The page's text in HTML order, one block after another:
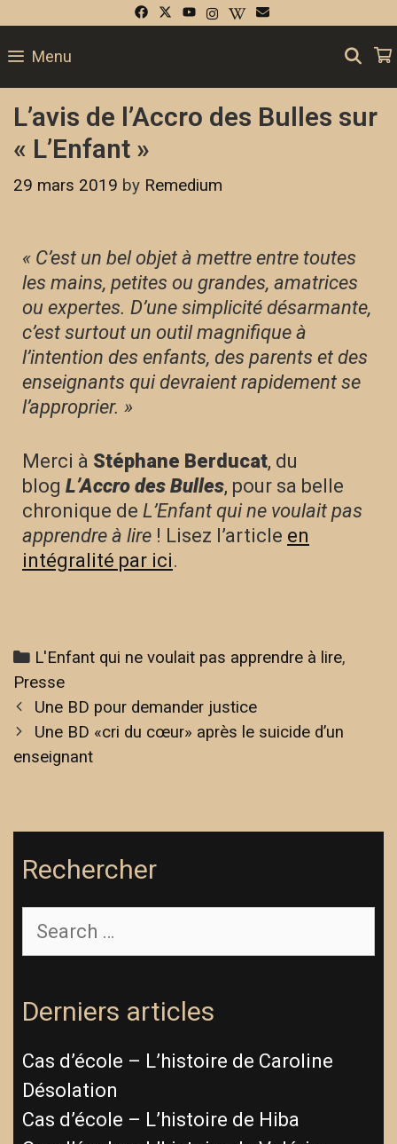
Menu
L’avis de l’Accro des Bulles sur
« L’Enfant »
29 mars 2019 by Remedium
« C’est un bel objet à mettre entre toutes
les mains, petites ou grandes, amatrices
ou expertes. D’une simplicité désarmante,
c’est surtout un outil magnifique à
l’intention des enfants, des parents et des
enseignants qui devraient rapidement se
l’approprier. »
Merci à Stéphane Berducat, du
blog L’Accro des Bulles, pour sa belle
chronique de L’Enfant qui ne voulait pas
apprendre à lire ! Lisez l’article en
intégralité par ici.
L'Enfant qui ne voulait pas apprendre à lire,
Presse
Une BD pour demander justice
Une BD «cri du cœur» après le suicide d’un
enseignant
Rechercher
Derniers articles
Cas d’école – L’histoire de Caroline
Désolation
Cas d’école – L’histoire de Hiba